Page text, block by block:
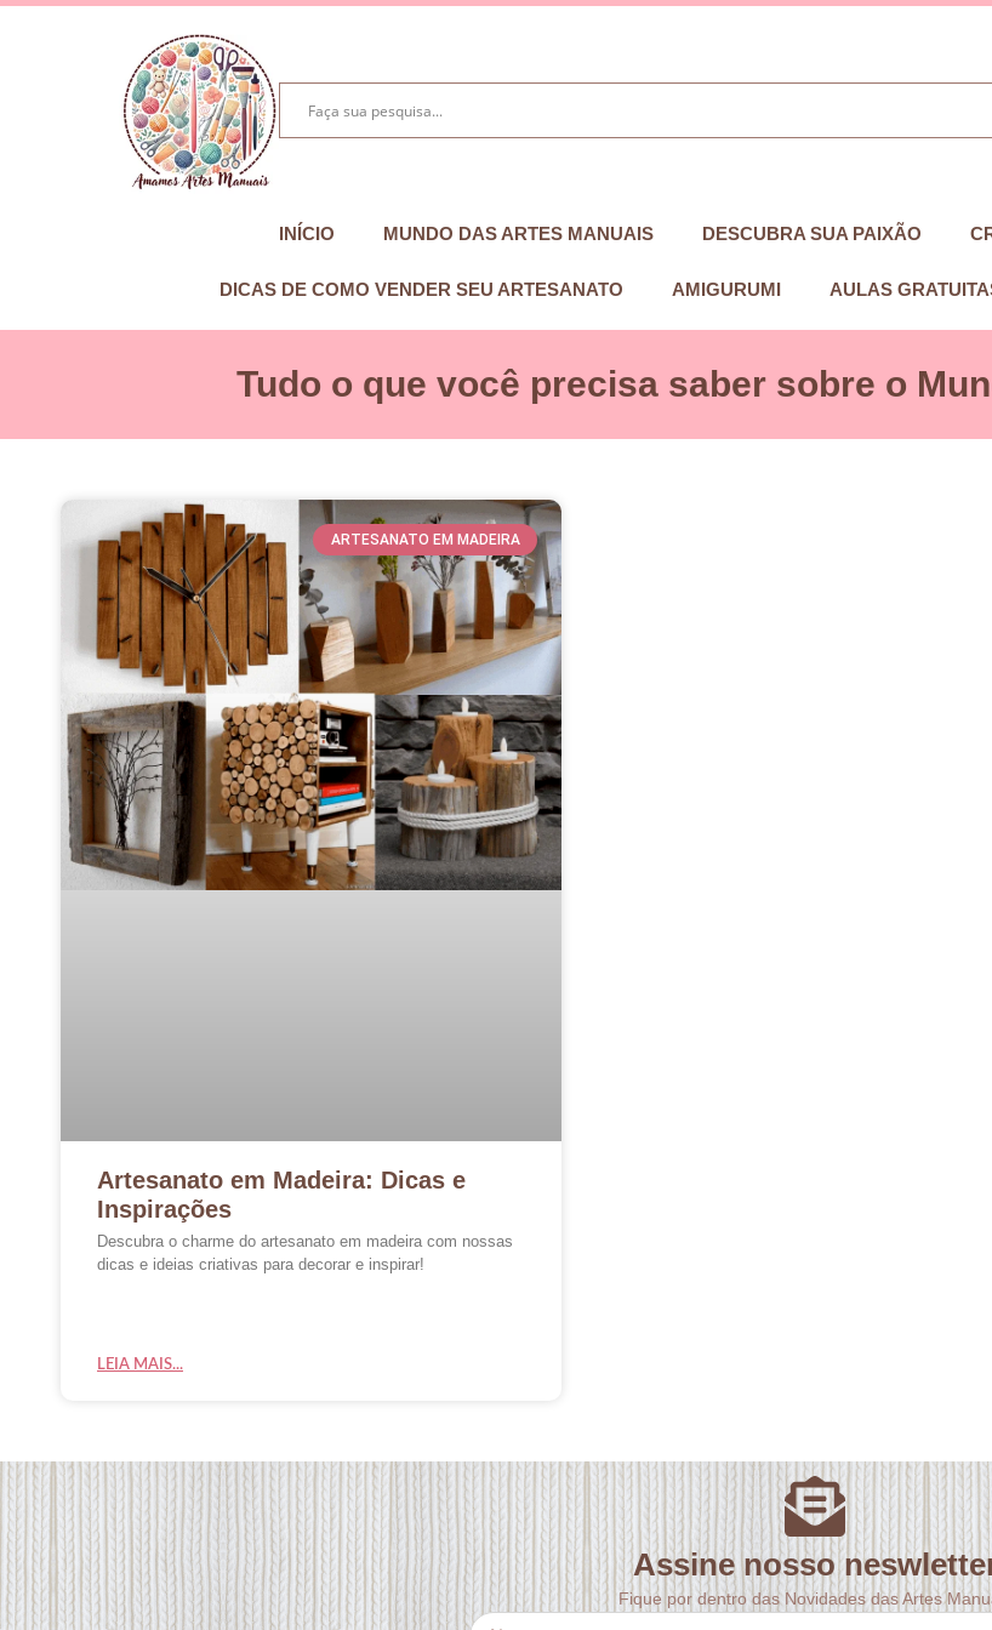
INÍCIO MUNDO DAS ARTES MANUAIS DESCUBRA SUA PAIXÃO
DICAS DE COMO VENDER SEU ARTESANATO AMIGURUMI AULAS
Tudo o que você precisa saber sobre o
ARTESANATO EM MADEIRA
Artesanato em Madeira: Dicas e
Inspirações
Descubra o charme do artesanato em madeira com nossas
dicas e ideias criativas para decorar e inspirar!
LEIA MAIS...
Assine nosso
Fique por dentro das Novidades das Artes